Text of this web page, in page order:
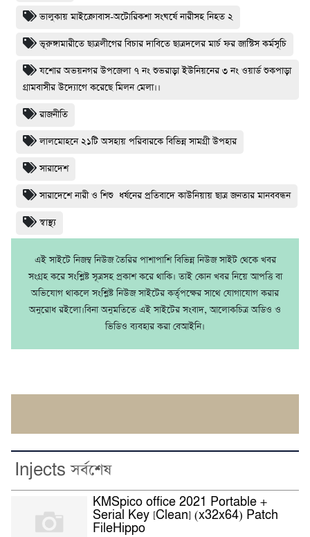
ভালুকায় মাইক্রোবাস-অটোরিকশা সংঘর্ষে নারীসহ নিহত ২
ভূরুঙ্গামারীতে ছাত্রলীগের বিচার দাবিতে ছাত্রদলের মার্চ ফর জাস্টিস কর্মসূচি
যশোর অভয়নগর উপজেলা ৭ নং শুভরাড়া ইউনিয়নের ৩ নং ওয়ার্ড শুকপাড়া
গ্রামবাসীর উদ্যোগে করেছে মিলন মেলা।।
রাজনীতি
লালমোহনে ২১টি অসহায় পরিবারকে বিভিন্ন সামগ্রী উপহার
সারাদেশ
সারাদেশে নারী ও শিশু ধর্ষনের প্রতিবাদে কাউনিয়ায় ছাত্র জনতার মানববন্ধন
স্বাস্থ্য
এই সাইটে নিজম্ব নিউজ তৈরির পাশাপাশি বিভিন্ন নিউজ সাইট থেকে খবর
সংগ্রহ করে সংশ্লিষ্ট সূত্রসহ প্রকাশ করে থাকি। তাই কোন খবর নিয়ে আপত্তি বা
অভিযোগ থাকলে সংশ্লিষ্ট নিউজ সাইটের কর্তৃপক্ষের সাথে যোগাযোগ করার
অনুরোধ রইলো।বিনা অনুমতিতে এই সাইটের সংবাদ, আলোকচিত্র অডিও ও
ভিডিও ব্যবহার করা বেআইনি।
Injects সর্বশেষ
KMSpico office 2021 Portable +
Serial Key [Clean] (x32x64) Patch
FileHippo